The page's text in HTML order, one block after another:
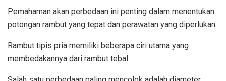
Pemahaman akan perbedaan ini penting dalam menentukan
potongan rambut yang tepat dan perawatan yang diperlukan.
Rambut tipis pria memiliki beberapa ciri utama yang
membedakannya dari rambut tebal.